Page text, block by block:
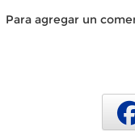
Para agregar un